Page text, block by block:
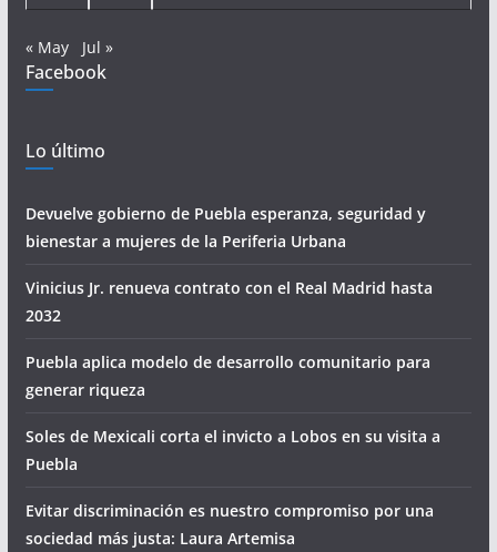
« May Jul »
Facebook
Lo último
Devuelve gobierno de Puebla esperanza, seguridad y
bienestar a mujeres de la Periferia Urbana
Vinicius Jr. renueva contrato con el Real Madrid hasta
2032
Puebla aplica modelo de desarrollo comunitario para
generar riqueza
Soles de Mexicali corta el invicto a Lobos en su visita a
Puebla
Evitar discriminación es nuestro compromiso por una
sociedad más justa: Laura Artemisa